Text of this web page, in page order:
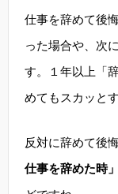
仕事を辞めて後
った場合や、次
す。１年以上「
めてもスカッと
反対に辞めて後
仕事を辞めた時